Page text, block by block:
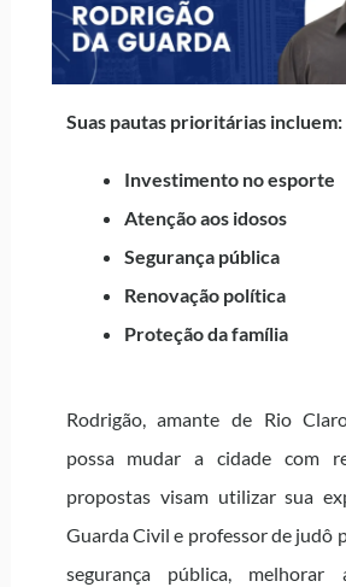
Suas pautas prioritárias incluem:
Investimento no esporte
Atenção aos idosos
Segurança pública
Renovação política
Proteção da família
Rodrigão, amante de Rio
possa mudar a cidade com
propostas visam utilizar sua
Guarda Civil e professor de judô
segurança pública, melhorar